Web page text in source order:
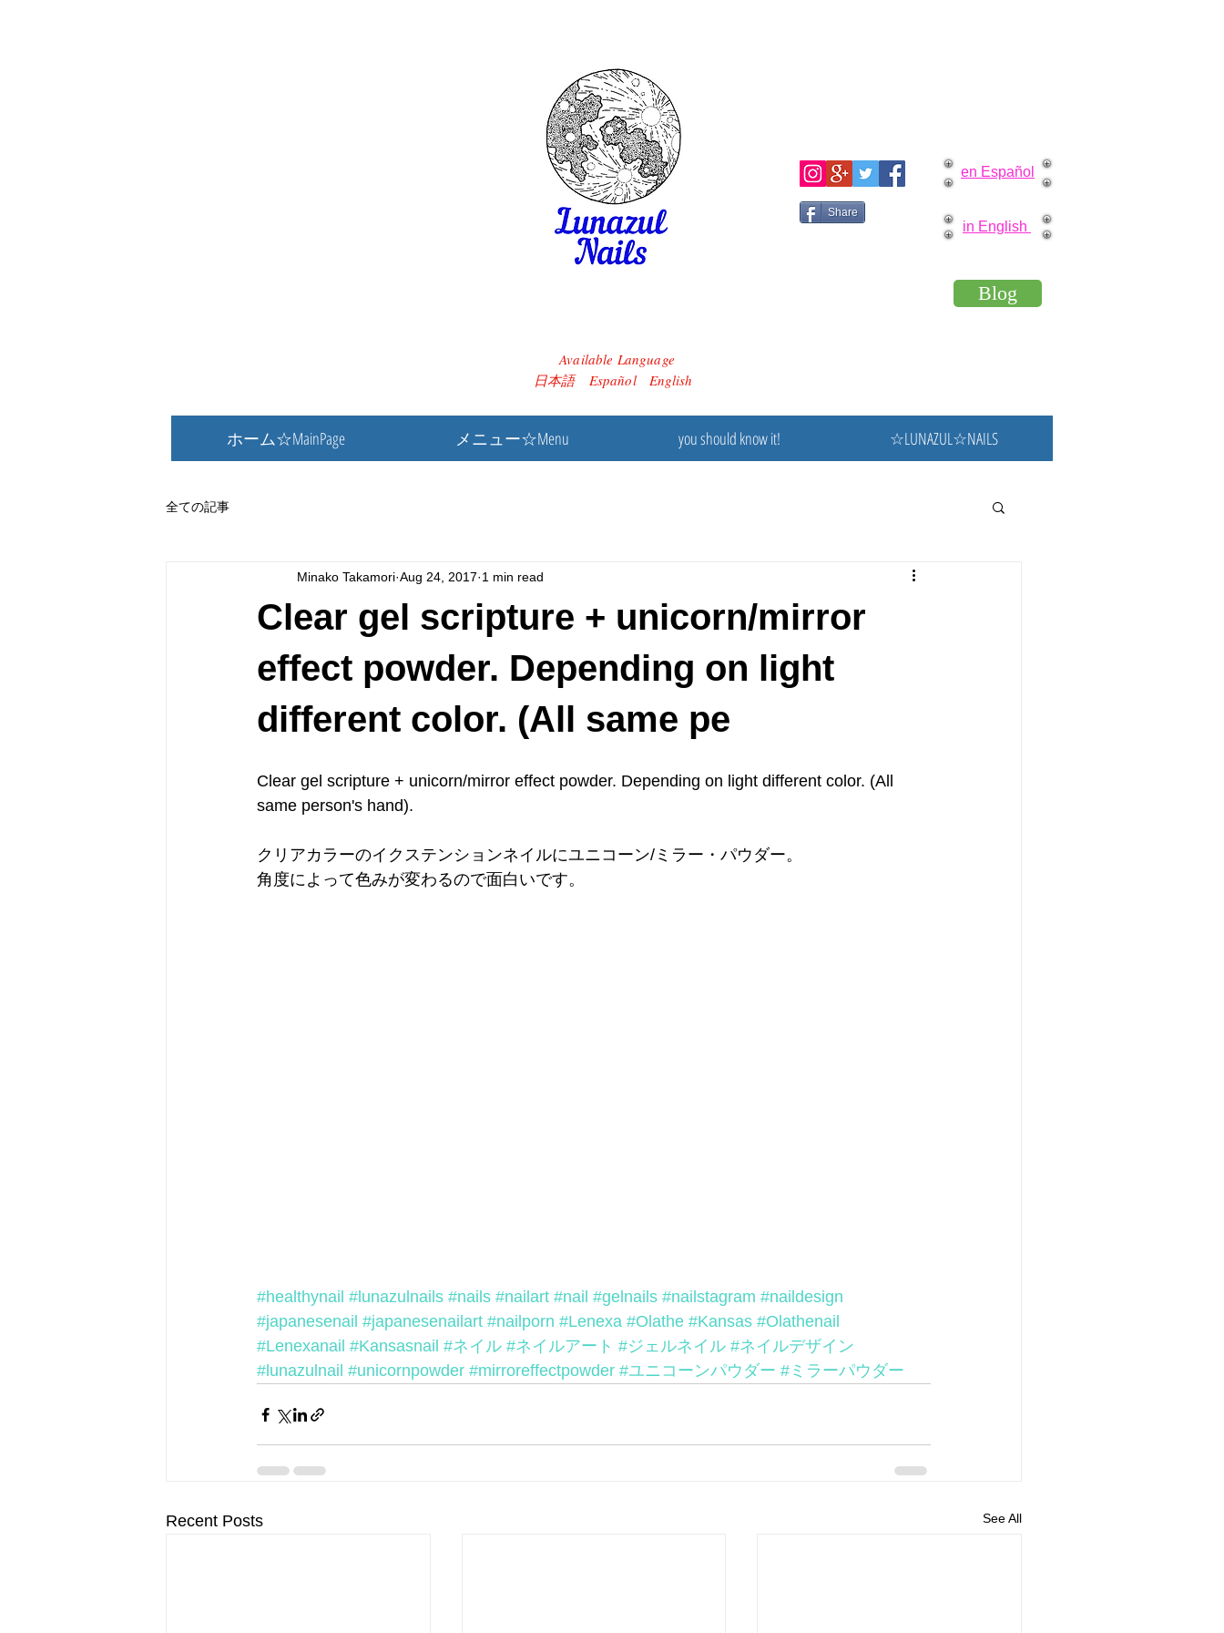
en Español
Share
in English
Blog
Available Language
​日本語 Español English
ホーム☆MainPage メニュー☆Menu you should know it! ☆LUNAZUL☆NAILS
全ての記事
Clear gel scripture + unicorn/mirror
effect powder. Depending on light
different color. (All same pe
Minako Takamori Aug 24, 2017 1 min read
Clear gel scripture + unicorn/mirror effect powder. Depending on light different color. (All
same person's hand).
クリアカラーのイクステンションネイルにユニコーン/ミラー・パウダー。
角度によって色みが変わるので面白いです。
#healthynail #lunazulnails #nails #nailart #nail #gelnails #nailstagram #naildesign
#japanesenail #japanesenailart #nailporn #Lenexa #Olathe #Kansas #Olathenail
#Lenexanail #Kansasnail #ネイル #ネイルアート #ジェルネイル #ネイルデザイン
#lunazulnail #unicornpowder #mirroreffectpowder #ユニコーンパウダー #ミラーパウダー
Recent Posts See All